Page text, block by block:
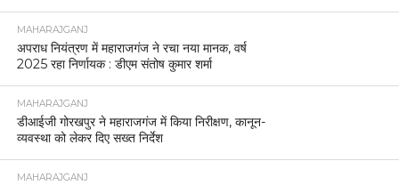
MAHARAJGANJ
अपराध नियंत्रण में महाराजगंज ने रचा नया मानक, वर्ष
2025 रहा निर्णायक : डीएम संतोष कुमार शर्मा
MAHARAJGANJ
डीआईजी गोरखपुर ने महाराजगंज में किया निरीक्षण, कानून-
व्यवस्था को लेकर दिए सख्त निर्देश
MAHARAJGANJ